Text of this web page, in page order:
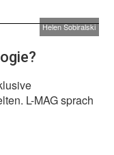
Helen Sobiralski
L-MAG sprach